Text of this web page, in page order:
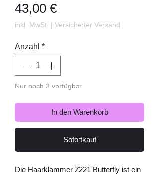
43,00 €Preis
inkl. MwSt. | Versicherter Versand
Anzahl *
Nur noch 2 verfügbar
In den Warenkorb
Sofortkauf
Die Haarklammer Z221 Butterfly ist ein